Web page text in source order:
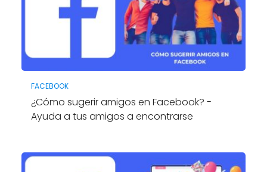
FACEBOOK
¿Cómo sugerir amigos en Facebook? -
Ayuda a tus amigos a encontrarse